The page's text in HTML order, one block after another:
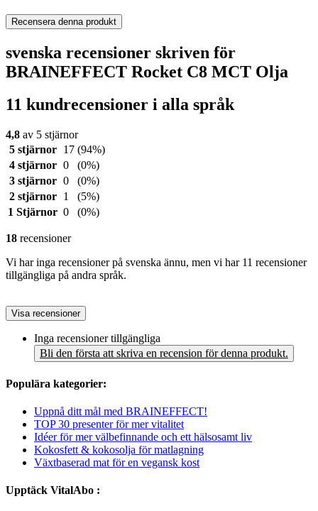
Recensera denna produkt
svenska recensioner skriven för
BRAINEFFECT Rocket C8 MCT Olja
11 kundrecensioner i alla språk
4,8 av 5 stjärnor
5 stjärnor
17 (94%)
4 stjärnor 0
(0%)
3 stjärnor 0
(0%)
2 stjärnor
1
(5%)
1 Stjärnor 0 (0%)
18 recensioner
Vi har inga recensioner på svenska ännu, men vi har 11 recensioner
tillgängliga på andra språk.
Visa recensioner
Inga recensioner tillgängliga
Bli den första att skriva en recension för denna produkt.
Populära kategorier:
Uppnå ditt mål med BRAINEFFECT!
TOP 30 presenter för mer vitalitet
Idéer för mer välbefinnande och ett hälsosamt liv
Kokosfett & kokosolja för matlagning
Växtbaserad mat för en vegansk kost
Upptäck VitalAbo :